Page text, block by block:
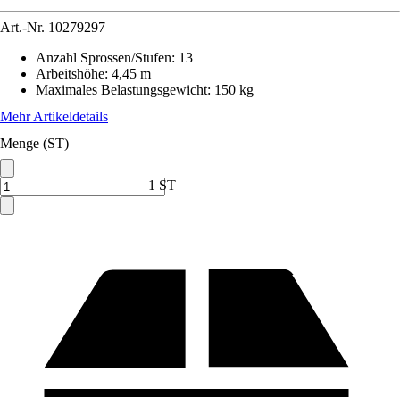
Art.-Nr. 10279297
Anzahl Sprossen/Stufen: 13
Arbeitshöhe: 4,45 m
Maximales Belastungsgewicht: 150 kg
Mehr Artikeldetails
Menge (ST)
1 ST